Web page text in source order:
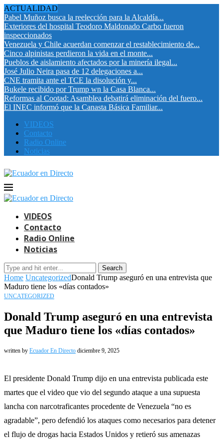
ACTUALIDAD
Pabel Muñoz busca la reelección para la Alcaldía...
Exteriores del hospital Teodoro Maldonado Carbo fueron
inspeccionados
Venezuela y Chile acuerdan comenzar el restablecimiento de...
Cinco alpinistas perdieron la vida en el monte...
Pueblos de aislamiento afectados por la minería ilegal...
José Julio Neira pasa de 12 delegaciones a...
CNE tramita ante el TCE la disolución y...
Bukele recibido por Trump wn la Casa Blanca...
Reformas al Cootad: Asamblea debatirá eliminación del fuero...
El INEC informó que la Canasta Básica Familiar...
VIDEOS
Contacto
Radio Online
Noticias
VIDEOS
Contacto
Radio Online
Noticias
Search
Home UncategorizedDonald Trump aseguró en una entrevista que
Maduro tiene los «días contados»
UNCATEGORIZED
Donald Trump aseguró en una entrevista
que Maduro tiene los «días contados»
written by Ecuador En Directo diciembre 9, 2025
El presidente Donald Trump dijo en una entrevista publicada este
martes que el video que vio del segundo ataque a una supuesta
lancha con narcotraficantes procedente de Venezuela “no es
agradable”, pero defendió los ataques como necesarios para detener
el flujo de drogas hacia Estados Unidos y retieró sus amenazas